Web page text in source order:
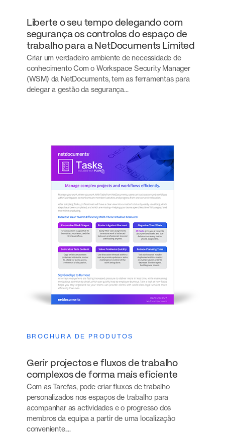
Liberte o seu tempo delegando com
segurança os controlos do espaço de
trabalho para a NetDocuments Limited
Criar um verdadeiro ambiente de necessidade de
conhecimento Com o Workspace Security Manager
(WSM) da NetDocuments, tem as ferramentas para
delegar a gestão da segurança...
BROCHURA DE PRODUTOS
Gerir projectos e fluxos de trabalho
complexos de forma mais eficiente
Com as Tarefas, pode criar fluxos de trabalho
personalizados nos espaços de trabalho para
acompanhar as actividades e o progresso dos
membros da equipa a partir de uma localização
conveniente....